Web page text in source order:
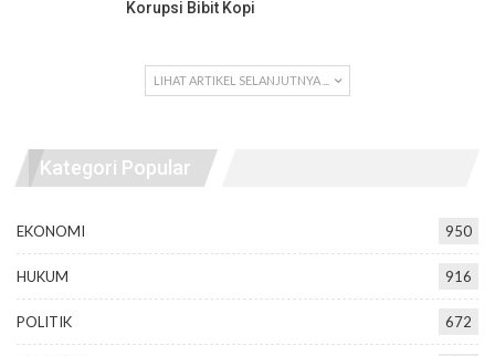
Korupsi Bibit Kopi
LIHAT ARTIKEL SELANJUTNYA ...
Kategori Popular
EKONOMI 950
HUKUM 916
POLITIK 672